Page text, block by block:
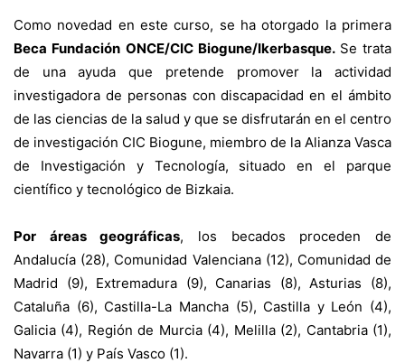
Como novedad en este curso, se ha otorgado la primera
Beca Fundación ONCE/CIC Biogune/Ikerbasque. Se trata
de una ayuda que pretende promover la actividad
investigadora de personas con discapacidad en el ámbito
de las ciencias de la salud y que se disfrutarán en el centro
de investigación CIC Biogune, miembro de la Alianza Vasca
de Investigación y Tecnología, situado en el parque
científico y tecnológico de Bizkaia.
Por áreas geográficas, los becados proceden de
Andalucía (28), Comunidad Valenciana (12), Comunidad de
Madrid (9), Extremadura (9), Canarias (8), Asturias (8),
Cataluña (6), Castilla-La Mancha (5), Castilla y León (4),
Galicia (4), Región de Murcia (4), Melilla (2), Cantabria (1),
Navarra (1) y País Vasco (1).